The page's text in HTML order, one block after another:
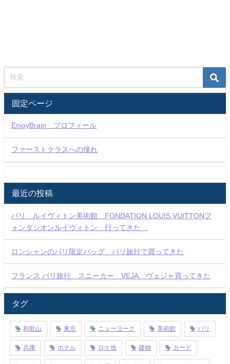
固定ページ
EnjoyBrain プロフィール
ファーストクラスへの憧れ
最近の投稿
パリ ルイヴィトン美術館 FONDATION LOUIS VUITTONフ
ォンダシオンルイヴィトン 行ってきた
ロンシャンのパリ限定バッグ パリ旅行で買ってきた
フランス パリ旅行 スニーカー VEJA ヴェジャ買ってきた
タグ
和歌山 東京 ニューヨーク 美術館 パリ
兵庫 ホテル ロケ地 建物 カード